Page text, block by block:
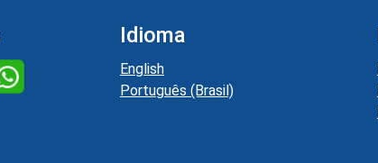
Idioma
English
Português (Brasil)